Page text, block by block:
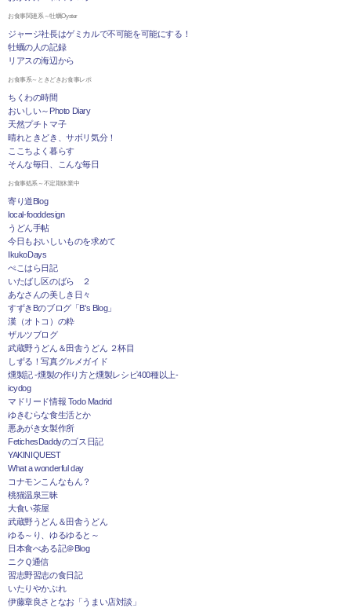
お食事関連系～牡蠣Oyster
ジャージ社長はゲミカルで不可能を可能にする！
牡蠣の人の記録
リアスの海辺から
お食事系～ときどきお食事レポ
ちくわの時間
おいしい～Photo Diary
天然プチトマ子
晴れときどき、サボリ気分！
ここちよく暮らす
そんな毎日、こんな毎日
お食事処系～不定期休業中
寄り道Blog
local-fooddesign
うどん手帖
今日もおいしいものを求めて
IkukoDays
ぺこはら日記
いたばし区のばら ２
あなさんの美しき日々
すずきBのブログ「B's Blog」
漢（オトコ）の粋
ザルツブログ
武蔵野うどん＆田舎うどん ２杯目
しずる！写真グルメガイド
燻製記 -燻製の作り方と燻製レシピ400種以上-
icydog
マドリード情報 Todo Madrid
ゆきむらな食生活とか
悪あがき女製作所
FetichesDaddyのゴス日記
YAKINIQUEST
What a wonderful day
コナモンこんなもん？
桃猫温泉三昧
大食い茶屋
武蔵野うどん＆田舎うどん
ゆる～り、ゆるゆると～
日本食べある記＠Blog
ニクＱ通信
習志野習志の食日記
いたりやかぶれ
伊藤章良さとなお「うまい店対談」